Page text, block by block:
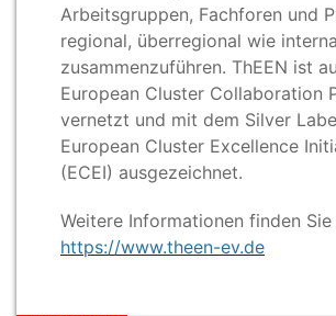
Arbeitsgruppen, Fachforen und
regional, überregional wie
zusammenzuführen. ThEEN ist
European Cluster Collaboration
vernetzt und mit dem Silver
European Cluster Excellence
(ECEI) ausgezeichnet.
Weitere Informationen finden
https://www.theen-ev.de